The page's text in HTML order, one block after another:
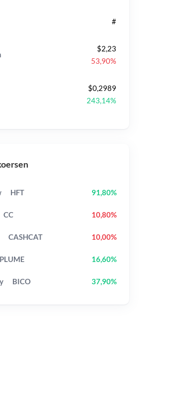
#
$2,23
53,90%
$0,2989
243,14%
HFT 91,80%
CC 10,80%
CASHCAT 10,00%
PLUME 16,60%
BICO 37,90%